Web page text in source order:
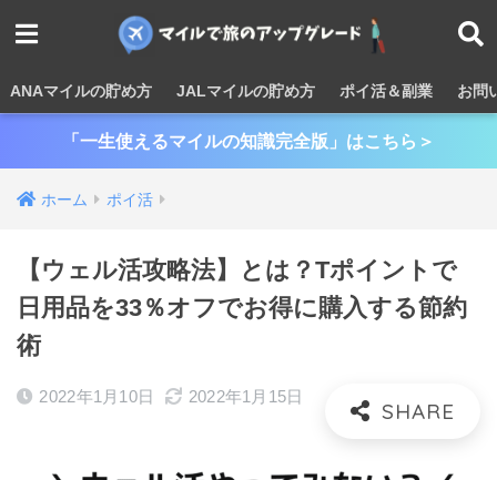
ANAマイルの貯め方 JALマイルの貯め方 ポイ活＆副業 お問
「一生使えるマイルの知識完全版」はこちら＞
ホーム ポイ活
【ウェル活攻略法】とは？Tポイントで
日用品を33％オフでお得に購入する節約
術
2022年1月10日 2022年1月15日